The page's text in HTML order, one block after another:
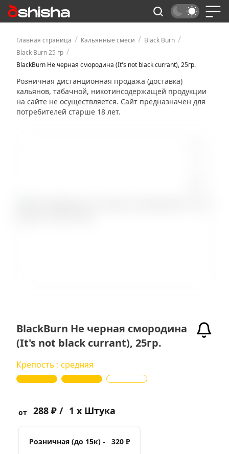
Главная страница / Кальянные смеси / Black Burn /
Black Burn 25 гр /
BlackBurn Не черная смородина (It's not black currant), 25гр.
Розничная дистанционная продажа (доставка)
кальянов, табачной, никотинсодержащей продукции
на сайте не осуществляется. Сайт предназначен для
потребителей старше 18 лет.
BlackBurn Не черная смородина
(It's not black currant), 25гр.
Крепость : средняя
от 288 ₽ / 1 x Штука
Розничная (до 15к) -
320 ₽